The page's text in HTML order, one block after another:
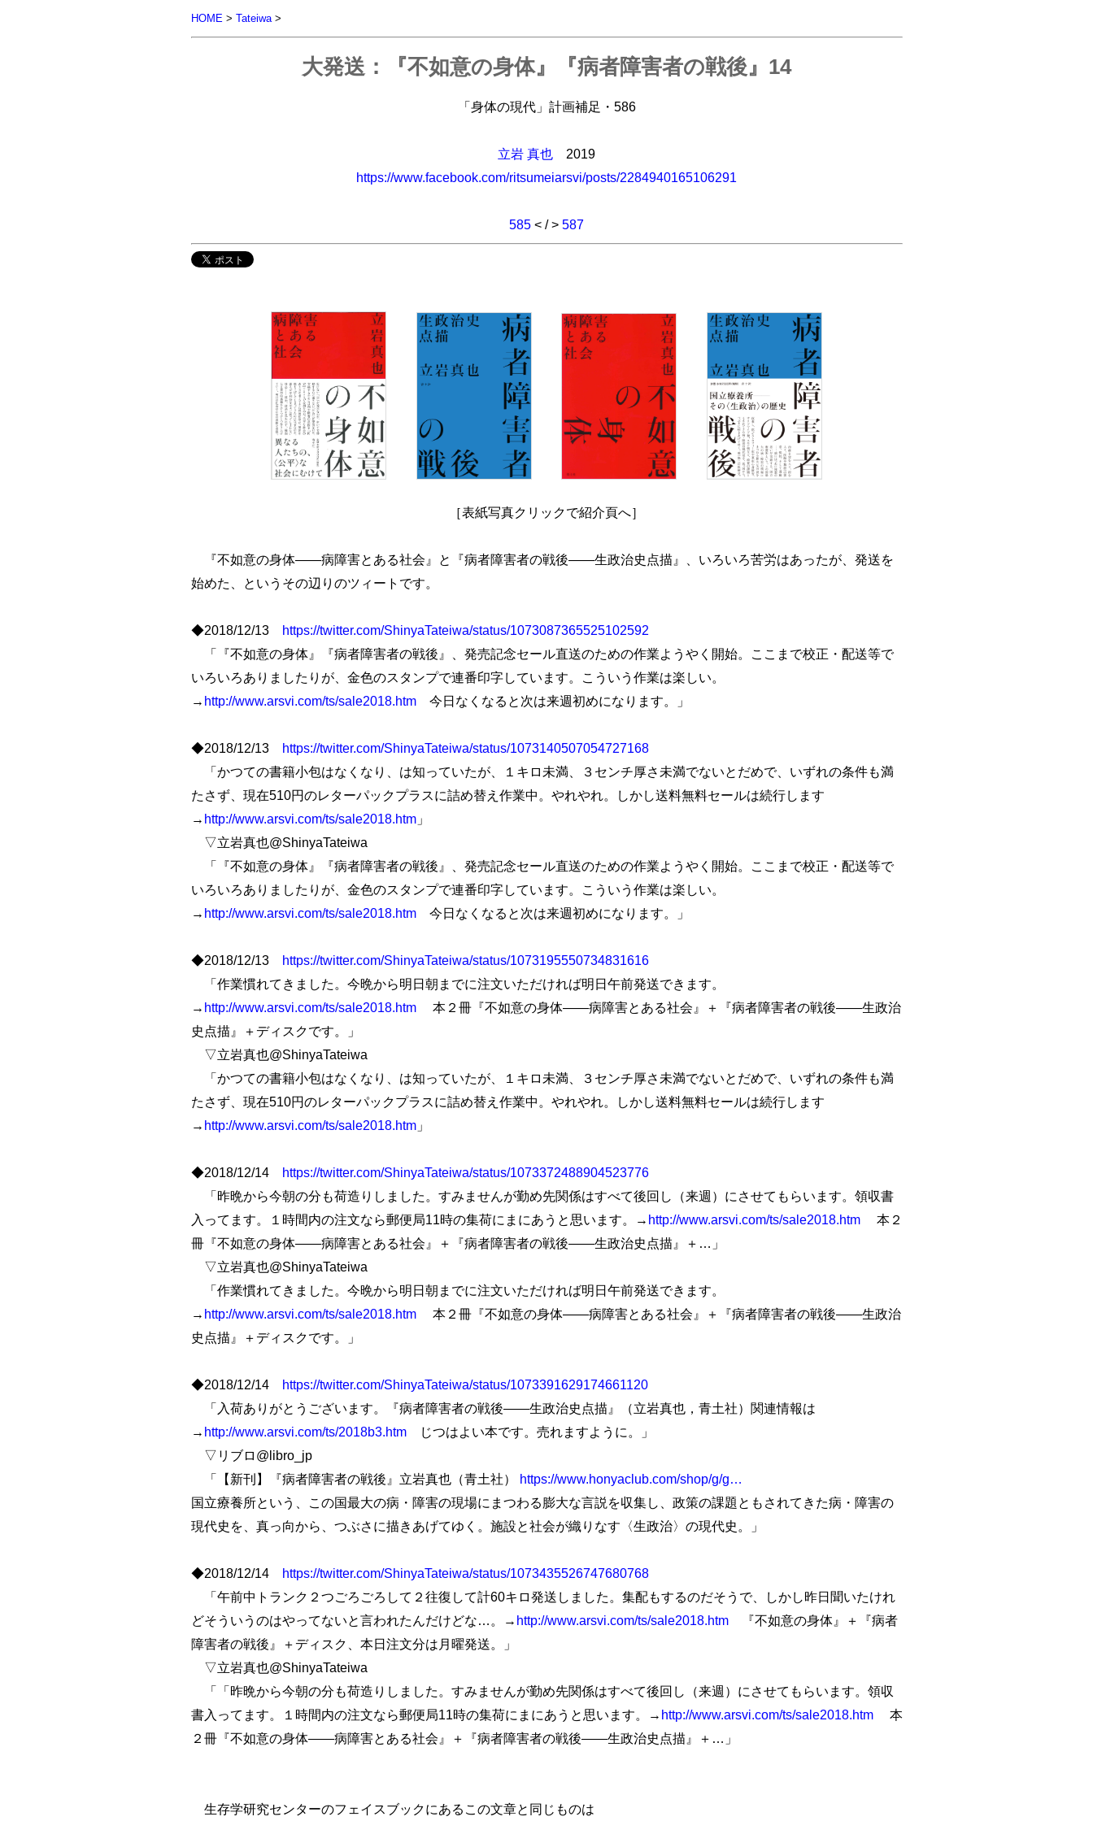
HOME> Tateiwa>
大発送：『不如意の身体』『病者障害者の戦後』14
「身体の現代」計画補足・586
立岩 真也
2019
https://www.facebook.com/ritsumeiarsvi/posts/2284940165106291
585 < / > 587
［表紙写真クリックで紹介頁へ］
『不如意の身体――病障害とある社会』と『病者障害者の戦後――生政治史点描』、いろいろ苦労はあったが、発送を
始めた、というその辺りのツィートです。
◆2018/12/13 https://twitter.com/ShinyaTateiwa/status/1073087365525102592
「『不如意の身体』『病者障害者の戦後』、発売記念セール直送のための作業ようやく開始。ここまで校正・配送等で
いろいろありましたりが、金色のスタンプで連番印字しています。こういう作業は楽しい。
→ http://www.arsvi.com/ts/sale2018.htm今日なくなると次は来週初めになります。」
◆2018/12/13 https://twitter.com/ShinyaTateiwa/status/1073140507054727168
「かつての書籍小包はなくなり、は知っていたが、１キロ未満、３センチ厚さ未満でないとだめで、いずれの条件も満
たさず、現在510円のレターパックプラスに詰め替え作業中。やれやれ。しかし送料無料セールは続行します
→ http://www.arsvi.com/ts/sale2018.htm」
▽立岩真也@ShinyaTateiwa
「『不如意の身体』『病者障害者の戦後』、発売記念セール直送のための作業ようやく開始。ここまで校正・配送等で
いろいろありましたりが、金色のスタンプで連番印字しています。こういう作業は楽しい。
→ http://www.arsvi.com/ts/sale2018.htm今日なくなると次は来週初めになります。」
◆2018/12/13 https://twitter.com/ShinyaTateiwa/status/1073195550734831616
「作業慣れてきました。今晩から明日朝までに注文いただければ明日午前発送できます。
→ http://www.arsvi.com/ts/sale2018.htm本２冊『不如意の身体――病障害とある社会』＋『病者障害者の戦後――生政治
史点描』＋ディスクです。」
▽立岩真也@ShinyaTateiwa
「かつての書籍小包はなくなり、は知っていたが、１キロ未満、３センチ厚さ未満でないとだめで、いずれの条件も満
たさず、現在510円のレターパックプラスに詰め替え作業中。やれやれ。しかし送料無料セールは続行します
→ http://www.arsvi.com/ts/sale2018.htm」
◆2018/12/14 https://twitter.com/ShinyaTateiwa/status/1073372488904523776
「昨晩から今朝の分も荷造りしました。すみませんが勤め先関係はすべて後回し（来週）にさせてもらいます。領収書
入ってます。１時間内の注文なら郵便局11時の集荷にまにあうと思います。→ http://www.arsvi.com/ts/sale2018.htm本２
冊『不如意の身体――病障害とある社会』＋『病者障害者の戦後――生政治史点描』＋…」
▽立岩真也@ShinyaTateiwa
「作業慣れてきました。今晩から明日朝までに注文いただければ明日午前発送できます。
→ http://www.arsvi.com/ts/sale2018.htm本２冊『不如意の身体――病障害とある社会』＋『病者障害者の戦後――生政治
史点描』＋ディスクです。」
◆2018/12/14 https://twitter.com/ShinyaTateiwa/status/1073391629174661120
「入荷ありがとうございます。『病者障害者の戦後――生政治史点描』（立岩真也，青土社）関連情報は
→ http://www.arsvi.com/ts/2018b3.htmじつはよい本です。売れますように。」
▽リブロ@libro_jp
「【新刊】『病者障害者の戦後』立岩真也（青土社） https://www.honyaclub.com/shop/g/g…
国立療養所という、この国最大の病・障害の現場にまつわる膨大な言説を収集し、政策の課題ともされてきた病・障害の
現代史を、真っ向から、つぶさに描きあげてゆく。施設と社会が織りなす〈生政治〉の現代史。」
◆2018/12/14 https://twitter.com/ShinyaTateiwa/status/1073435526747680768
「午前中トランク２つごろごろして２往復して計60キロ発送しました。集配もするのだそうで、しかし昨日聞いたけれ
どそういうのはやってないと言われたんだけどな…。→ http://www.arsvi.com/ts/sale2018.htm『不如意の身体』＋『病者
障害者の戦後』＋ディスク、本日注文分は月曜発送。」
▽立岩真也@ShinyaTateiwa
「「昨晩から今朝の分も荷造りしました。すみませんが勤め先関係はすべて後回し（来週）にさせてもらいます。領収
書入ってます。１時間内の注文なら郵便局11時の集荷にまにあうと思います。→ http://www.arsvi.com/ts/sale2018.htm本
２冊『不如意の身体――病障害とある社会』＋『病者障害者の戦後――生政治史点描』＋…」
生存学研究センターのフェイスブックにあるこの文章と同じものは